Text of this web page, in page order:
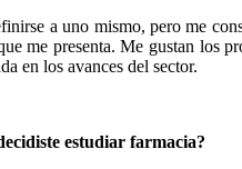
a uno mismo, pero me
me presenta. Me gustan los
en los avances del sector.
estudiar farmacia?